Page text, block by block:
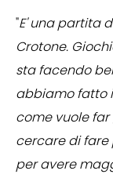
"E' una partita
Crotone.
sta facendo
abbiamo fatto
come vuole
cercare di fare
per avere